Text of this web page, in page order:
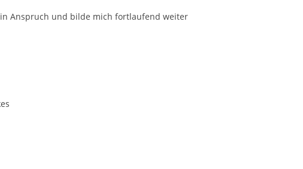
Anspruch und bilde mich fortlaufend weiter